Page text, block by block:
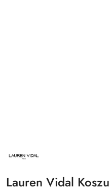
NAZWA
PRODUCENTA:
Lauren Vidal